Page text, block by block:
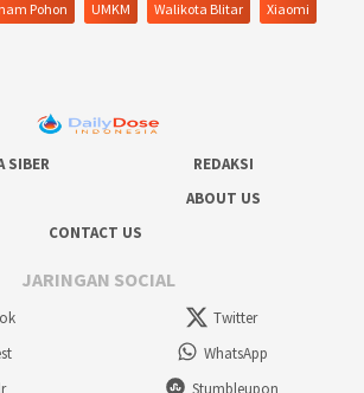
Pohon UMKM Walikota Blitar Xiaomi
SIBER
REDAKSI
ABOUT US
CONTACT US
JARINGAN SOCIAL
Twitter
WhatsApp
Stumbleupon